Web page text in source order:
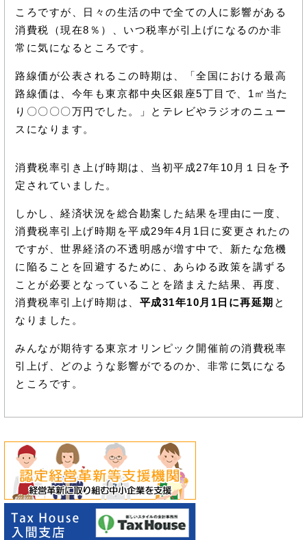
ころですが、日々の生活の中で全ての人に影響がある
消費税（現在8％）、いつ税率が引上げになるのか非
常に気になるところです。
路線価が公表されるこの時期は、「全国における最高
路線価は、今年も東京都中央区銀座5丁目で、1㎡当た
り〇〇〇〇万円でした。」とテレビやラジオのニュー
スになります。
消費税率引き上げ時期は、当初平成27年10月１日を予
定されていました。
しかし、経済状況を総合勘案した結果を理由に一度、
消費税率引上げ時期を平成29年4月1日に変更されたの
ですが、世界経済の不透明感が増す中で、新たな危機
に陥ることを回避するために、あらゆる政策を講ずる
ことが必要となっていることを踏まえた結果、再度、
消費税率引上げ時期は、 平成31年10月1日に再延期 と
なりました。
みんなが期待する東京オリンピック開催前の消費税率
引上げ、どのような影響がでるのか、非常に気になる
ところです。